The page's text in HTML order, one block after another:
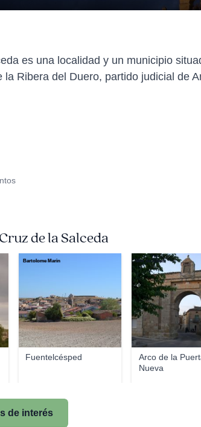
es una localidad y un municipio
la Ribera del Duero, partido judicial de
de la Salceda
Fuentelcésped
Bartolome Marin
Arco de la
Nueva
Met de Ribes
de interés